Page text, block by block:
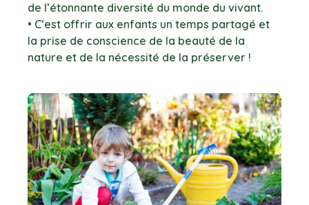
de l’étonnante diversité du monde du vivant.
• C’est offrir aux enfants un temps partagé et
la prise de conscience de la beauté de la
nature et de la nécessité de la préserver !